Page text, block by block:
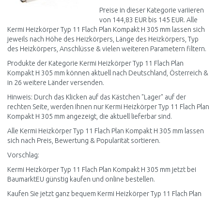
Preise in dieser Kategorie variieren
von 144,83 EUR bis 145 EUR. Alle
Kermi Heizkörper Typ 11 Flach Plan Kompakt H 305 mm lassen sich
jeweils nach Höhe des Heizkörpers, Länge des Heizkörpers, Typ
des Heizkörpers, Anschlüsse & vielen weiteren Parametern filtern.
Produkte der Kategorie Kermi Heizkörper Typ 11 Flach Plan
Kompakt H 305 mm können aktuell nach Deutschland, Österreich &
in 26 weitere Länder versenden.
Hinweis: Durch das Klicken auf das Kästchen "Lager" auf der
rechten Seite, werden Ihnen nur Kermi Heizkörper Typ 11 Flach Plan
Kompakt H 305 mm angezeigt, die aktuell lieferbar sind.
Alle Kermi Heizkörper Typ 11 Flach Plan Kompakt H 305 mm lassen
sich nach Preis, Bewertung & Popularität sortieren.
Vorschlag:
Kermi Heizkörper Typ 11 Flach Plan Kompakt H 305 mm jetzt bei
BaumarktEU günstig kaufen und online bestellen.
Kaufen Sie jetzt ganz bequem Kermi Heizkörper Typ 11 Flach Plan